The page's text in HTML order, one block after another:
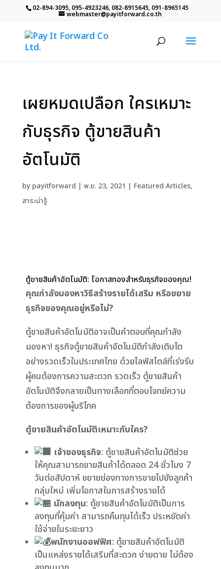
02-894-3095, 095-4923246, 082-8915645, 091-8965145
webmaster@payitforward.co.th
เผยหมดเปลือก ใครเหมาะ
กับธุรกิจ ตู้ขายสินค้า
อัตโนมัติ
by payitforward | พ.ย. 23, 2021 | Featured Articles,
สาระน่ารู้
ตู้ขายสินค้าอัตโนมัติ: โอกาสทองสำหรับธุรกิจของคุณ!
คุณกำลังมองหาวิธีสร้างรายได้เสริม หรือขยาย
ธุรกิจของคุณอยู่หรือไม่?
ตู้ขายสินค้าอัตโนมัติอาจเป็นคำตอบที่คุณกำลัง
มองหา! ธุรกิจตู้ขายสินค้าอัตโนมัติกำลังเติบโต
อย่างรวดเร็วในประเทศไทย ด้วยไลฟ์สไตล์ที่เร่งรีบ
ผู้คนต้องการความสะดวก รวดเร็ว ตู้ขายสินค้า
อัตโนมัติจึงกลายเป็นทางเลือกที่ตอบโจทย์ความ
ต้องการของผู้บริโภค
ตู้ขายสินค้าอัตโนมัติเหมาะกับใคร?
เจ้าของธุรกิจ: ตู้ขายสินค้าอัตโนมัติช่วย
ให้คุณสามารถขายสินค้าได้ตลอด 24 ชั่วโมง 7
วันต่อสัปดาห์ ขยายช่องทางการขายไปยังลูกค้า
กลุ่มใหม่ เพิ่มโอกาสในการสร้างรายได้
นักลงทุน: ตู้ขายสินค้าอัตโนมัติเป็นการ
ลงทุนที่คุ้มค่า สามารถคืนทุนได้เร็ว ประหยัดค่า
ใช้จ่ายในระยะยาว
พนักงานออฟฟิศ: ตู้ขายสินค้าอัตโนมัติ
เป็นแหล่งรายได้เสริมที่สะดวก ง่ายดาย ไม่ต้อง